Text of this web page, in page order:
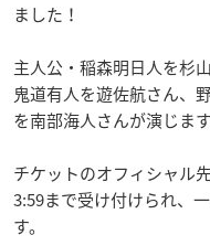
ました！
主人公・稲森明日人を杉
鬼道有人を遊佐航さん、
を南部海人さんが演じます
チケットのオフィシャル
3:59まで受け付けられ、
す。